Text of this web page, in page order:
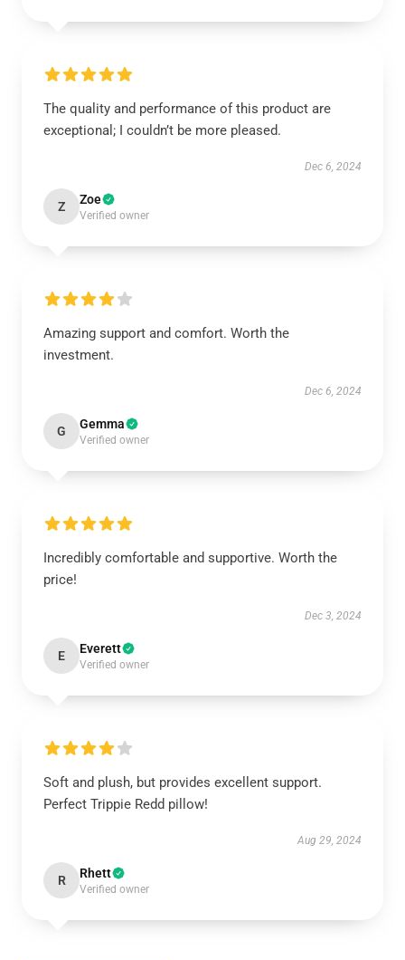
The quality and performance of this product are
exceptional; I couldn’t be more pleased.
Dec 6, 2024
Z Zoe
Verified owner
Amazing support and comfort. Worth the
investment.
Dec 6, 2024
G Gemma
Verified owner
Incredibly comfortable and supportive. Worth the
price!
Dec 3, 2024
E Everett
Verified owner
Soft and plush, but provides excellent support.
Perfect Trippie Redd pillow!
Aug 29, 2024
R Rhett
Verified owner